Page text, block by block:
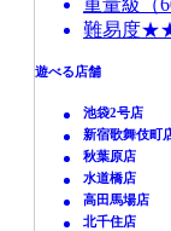
重量級（
難易度
遊べる店舗
池袋2号店
新宿歌舞伎町
秋葉原店
水道橋店
高田馬場店
北千住店